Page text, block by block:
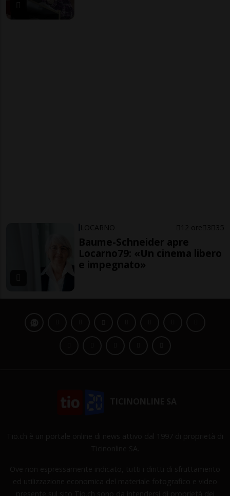
LOCARNO 12 ore 3 35
Baume-Schneider apre
Locarno79: «Un cinema libero
e impegnato»